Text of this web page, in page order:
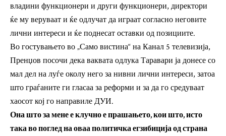
владини функционери и други функционери, директори
ќе му веруваат и ќе одлучат да играат согласно неговите
лични интереси и ќе поднесат оставки од позициите.
Во гостувањето во „Само вистина“ на Канал 5 телевизија,
Пренџов посочи дека ваквата одлука Таравари ја донесе со
мал дел на луѓе околу него за нивни лични интереси, затоа
што граѓаните ги гласаа за реформи и за да го средуваат
хаосот кој го направиле ДУИ.
Она што за мене е клучно е прашањето, кои што, исто
така во поглед на оваа политичка егзибиција од страна